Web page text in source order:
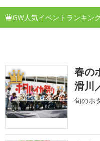
GW人気イベントランキン
1
春の
滑川
旬のホ